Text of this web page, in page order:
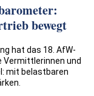
bewegt
hat das 18. AfW-
und
mit belastbaren